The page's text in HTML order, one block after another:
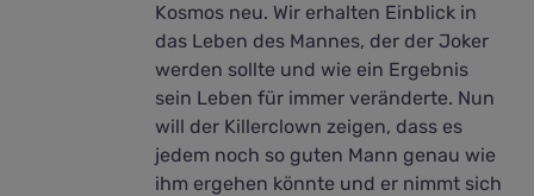
Kosmos neu. Wir erhalten Einblick in
das Leben des Mannes, der der Joker
werden sollte und wie ein Ergebnis
sein Leben für immer veränderte. Nun
will der Killerclown zeigen, dass es
jedem noch so guten Mann genau wie
ihm ergehen könnte und er nimmt sich